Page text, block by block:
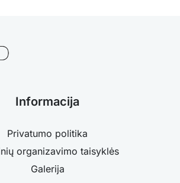
Informacija
Privatumo politika
organizavimo taisyklės
Galerija